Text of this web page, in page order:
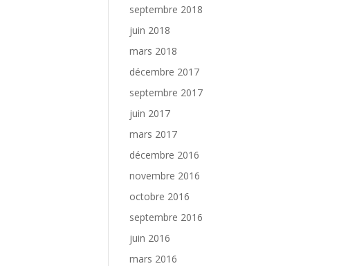
septembre 2018
juin 2018
mars 2018
décembre 2017
septembre 2017
juin 2017
mars 2017
décembre 2016
novembre 2016
octobre 2016
septembre 2016
juin 2016
mars 2016